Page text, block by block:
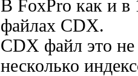
В FoxPro как и в
файлах CDX.
CDX файл это
несколько